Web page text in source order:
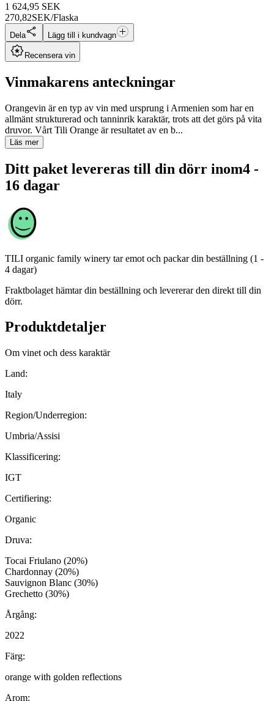
1 624,95 SEK
270,82SEK/Flaska
Dela Lägg till i kundvagn
Recensera vin
Vinmakarens anteckningar
Orangevin är en typ av vin med ursprung i Armenien som har en
allmänt strukturerad och tanninrik karaktär, trots att det görs på vita
druvor. Vårt Tili Orange är resultatet av en b...
Läs mer
Ditt paket levereras till din dörr inom4 -
16 dagar
TILI organic family winery tar emot och packar din beställning (1 -
4 dagar)
Fraktbolaget hämtar din beställning och levererar den direkt till din
dörr.
Produktdetaljer
Om vinet och dess karaktär
Land:
Italy
Region/Underregion:
Umbria/Assisi
Klassificering:
IGT
Certifiering:
Organic
Druva:
Tocai Friulano (20%)
Chardonnay (20%)
Sauvignon Blanc (30%)
Grechetto (30%)
Årgång:
2022
Färg:
orange with golden reflections
Arom: